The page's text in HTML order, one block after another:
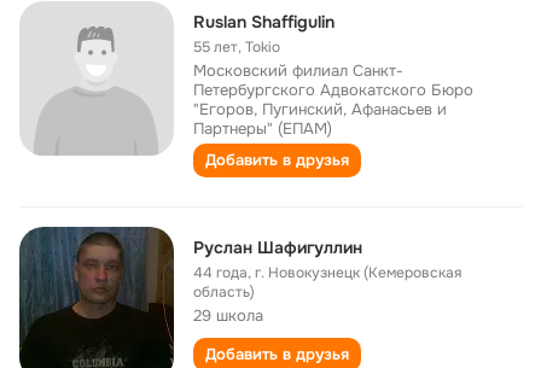
Ruslan Shaffigulin
55 лет,Tokio
Московский филиал Санкт-
Петербургского Адвокатского Бюро
"Егоров, Пугинский, Афанасьев и
Партнеры" (ЕПАМ)
Добавить в друзья
Руслан Шафигуллин
44 года,г. Новокузнецк (Кемеровская
область)
29 школа
Добавить в друзья